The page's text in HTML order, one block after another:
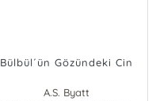
Bülbül´ün Gözündeki Cin
A.S. Byatt